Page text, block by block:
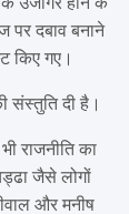
पर दबाव बनाने
किए गए।
संस्तुति दी है।
राजनीति का
जैसे लोगों
और मनीष